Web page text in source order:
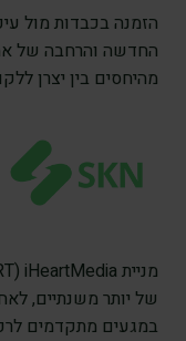
הזמנה בכבדות מול
החדשה והרחבה של
מהיחסים בין יצרן
במגעים מתקדמים